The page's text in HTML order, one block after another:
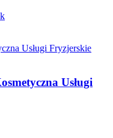
Usługi